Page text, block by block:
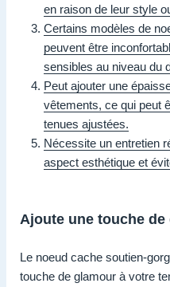
en raison de leur style
Certains modèles de
peuvent être
sensibles au niveau du
Peut ajouter une
vêtements, ce qui peut
tenues ajustées.
Nécessite un entretien
aspect esthétique et
Ajoute une touche
Le noeud cache soutien-
touche de glamour à votre